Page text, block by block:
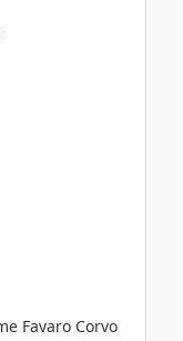
Favaro Corvo